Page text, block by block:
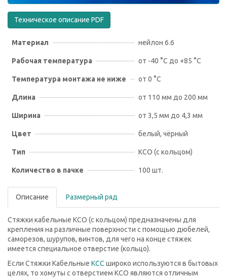
Техническое описание PDF
Материал нейлон 6.6
Рабочая температура от -40 °С до +85 °С
Температура монтажа не ниже от 0 °С
Длина от 110 мм до 200 мм
Ширина от 3,5 мм до 4,3 мм
Цвет белый, чёрный
Тип КСО (с кольцом)
Количество в пачке 100 шт.
Описание Размерный ряд
Стяжки кабельные КСО (с кольцом) предназначены для
крепления на различные поверхности с помощью дюбелей,
саморезов, шурупов, винтов, для чего на конце стяжек
имеется специальное отверстие (кольцо).
Если Стяжки Кабельные КСС широко используются в бытовых
целях, то хомуты с отверстием КСО являются отличным